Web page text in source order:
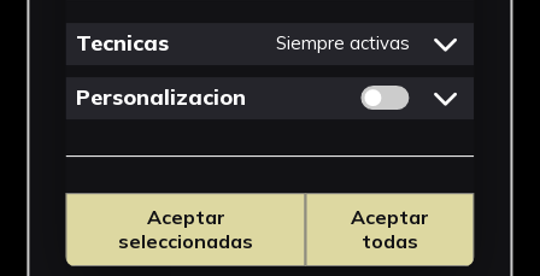
Tecnicas Siempre activas
Personalizacion Permitir cookies
Aceptar
seleccionadas
Aceptar
todas